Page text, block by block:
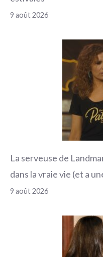
9 août 2026
La serveuse de
dans la vraie vie (et a
9 août 2026